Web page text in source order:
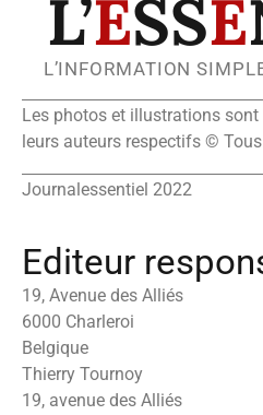
L’ESSE
L’INFORMATION
Les photos et illustrations
leurs auteurs respectifs ©
Journalessentiel 2022
Editeur
19, Avenue des Alliés
6000 Charleroi
Belgique
Thierry Tournoy
19, avenue des Alliés